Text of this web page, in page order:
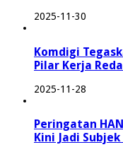
2025-11-30
Komdigi
Pilar Kerja
2025-11-28
Peringatan
Kini Jadi